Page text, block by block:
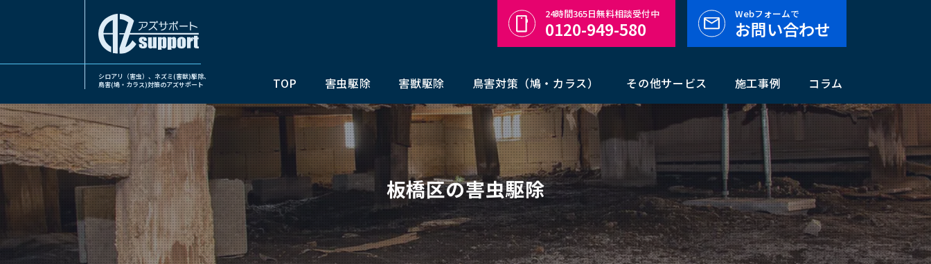
シロアリ（害虫）、ネズミ(害獣)駆除、
鳥害(鳩・カラス)対策のアズサポート
TOP 害虫駆除 害獣駆除 鳥害対策（鳩・カラス） その他サービス 施工事例 コラム
24時間365日無料相談受付中
0120-949-580
Webフォームで
お問い合わせ
板橋区の害虫駆除